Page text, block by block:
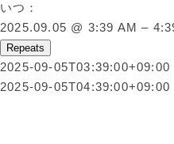
いつ：
2025.09.05 @ 3:39 AM –
Repeats
2025-09-05T03:39:00+09:00
2025-09-05T04:39:00+09:00